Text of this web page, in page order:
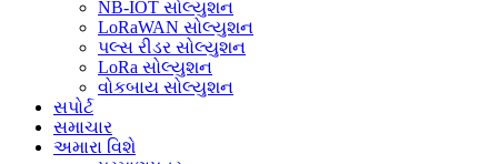
NB-IOT સોલ્યુશન
LoRaWAN સોલ્યુશન
પલ્સ રીડર સોલ્યુશન
LoRa સોલ્યુશન
વોકબાય સોલ્યુશન
સપોર્ટ
સમાચાર
અમારા વિશે